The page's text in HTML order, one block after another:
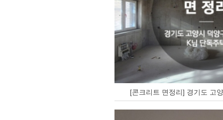
[콘크리트 면정리] 경기도 고